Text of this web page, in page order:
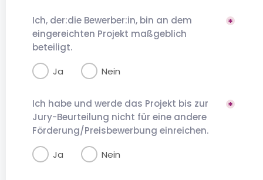
Ich, der:die Bewerber:in, bin an dem
eingereichten Projekt maßgeblich
beteiligt.
Ja
Nein
Ich habe und werde das Projekt bis zur
Jury-Beurteilung nicht für eine andere
Förderung/Preisbewerbung einreichen.
Ja
Nein